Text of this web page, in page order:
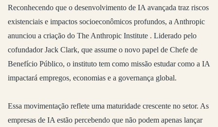
Reconhecendo que o desenvolvimento de IA avançada traz riscos
existenciais e impactos socioeconômicos profundos, a Anthropic
anunciou a criação do The Anthropic Institute . Liderado pelo
cofundador Jack Clark, que assume o novo papel de Chefe de
Benefício Público, o instituto tem como missão estudar como a IA
impactará empregos, economias e a governança global.
Essa movimentação reflete uma maturidade crescente no setor. As
empresas de IA estão percebendo que não podem apenas lançar